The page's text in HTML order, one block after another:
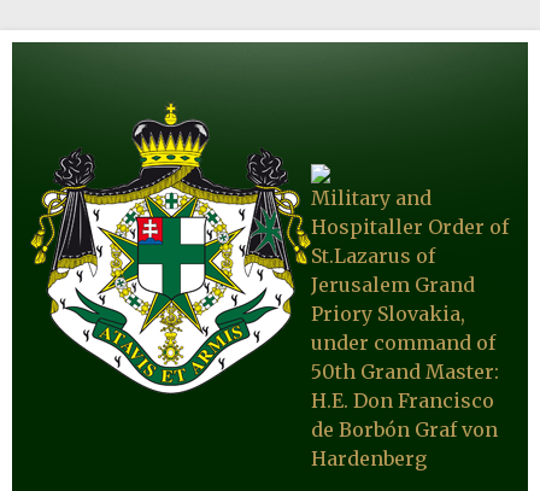
Military and
Hospitaller Order of
St.Lazarus of
Jerusalem Grand
Priory Slovakia,
under command of
50th Grand Master:
H.E. Don Francisco
de Borbón Graf von
Hardenberg